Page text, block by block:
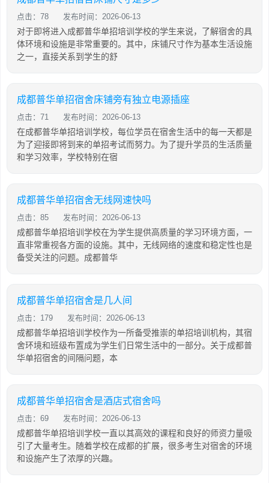
点击：78 发布时间：2026-06-13
对于即将进入成都普华单招培训学校的学生来说，了解宿舍的具
体环境和设施是非常重要的。其中，床铺尺寸作为基本生活设施
之一，直接关系到学生的舒
成都普华单招宿舍床铺旁有独立电源插座
点击：71 发布时间：2026-06-13
在成都普华单招培训学校，每位学员在宿舍生活中的每一天都是
为了迎接即将到来的单招考试而努力。为了提升学员的生活质量
和学习效率，学校特别在宿
成都普华单招宿舍无线网速快吗
点击：85 发布时间：2026-06-13
成都普华单招培训学校在为学生提供高质量的学习环境方面，一
直非常重视各方面的设施。其中，无线网络的速度和稳定性也是
备受关注的问题。成都普华
成都普华单招宿舍是几人间
点击：179 发布时间：2026-06-13
成都普华单招培训学校作为一所备受推崇的单招培训机构，其宿
舍环境和班级布置成为学生们日常生活中的一部分。关于成都普
华单招宿舍的间隔问题，本
成都普华单招宿舍是酒店式宿舍吗
点击：69 发布时间：2026-06-13
成都普华单招培训学校一直以其高效的课程和良好的师资力量吸
引了大量考生。随着学校在成都的扩展，很多考生对宿舍的环境
和设施产生了浓厚的兴趣。